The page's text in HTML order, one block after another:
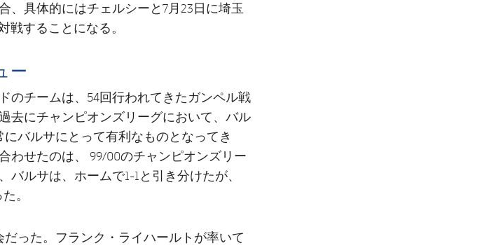
、具体的にはチェルシーと7月23日に埼玉
戦することになる。
ー
のチームは、54回行われてきたガンペル戦
去にチャンピオンズリーグにおいて、バル
バルサにとって有利なものとなってき
わせたのは、 99/00のチャンピオンズリー
ルサは、ホームで1-1と引き分けたが、
。
った。フランク・ライハールトが率いて